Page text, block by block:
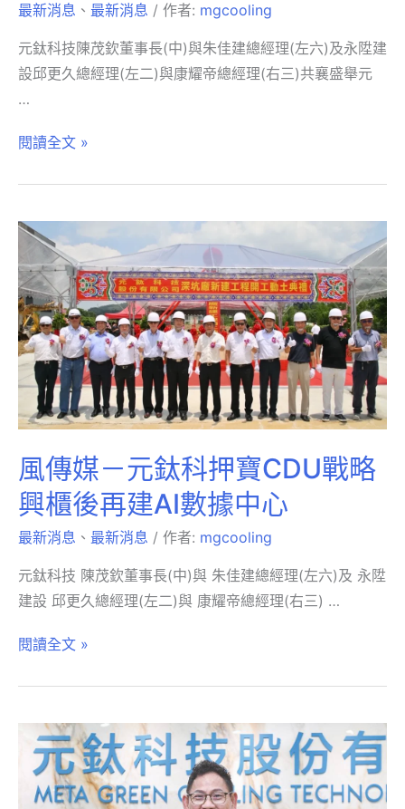
最新消息 、 最新消息 / 作者: mgcooling
元鈦科技陳茂欽董事長(中)與朱佳建總經理(左六)及永陞建
設邱更久總經理(左二)與康耀帝總經理(右三)共襄盛舉元
…
閱讀全文 »
風傳媒－元鈦科押寶CDU戰略
興櫃後再建AI數據中心
最新消息 、 最新消息 / 作者: mgcooling
元鈦科技 陳茂欽董事長(中)與 朱佳建總經理(左六)及 永陞
建設 邱更久總經理(左二)與 康耀帝總經理(右三) …
閱讀全文 »